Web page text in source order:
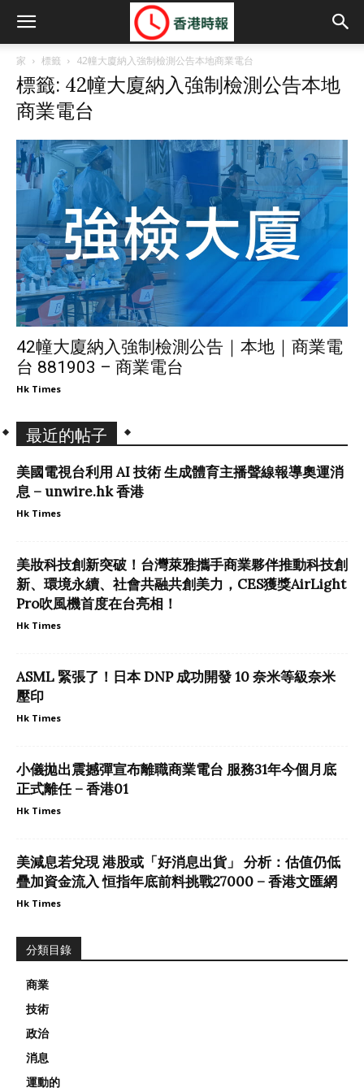
家 標籤 42幢大廈納入強制檢測公告本地商業電台
標籤: 42幢大廈納入強制檢測公告本地
商業電台
42幢大廈納入強制檢測公告｜本地｜商業電
台 881903 – 商業電台
Hk Times
最近的帖子
美國電視台利用 AI 技術 生成體育主播聲線報導奧運消
息 – unwire.hk 香港
Hk Times
美妝科技創新突破！台灣萊雅攜手商業夥伴推動科技創
新、環境永續、社會共融共創美力，CES獲獎AirLight
Pro吹風機首度在台亮相！
Hk Times
ASML 緊張了！日本 DNP 成功開發 10 奈米等級奈米
壓印
Hk Times
小儀拋出震撼彈宣布離職商業電台 服務31年今個月底
正式離任 – 香港01
Hk Times
美減息若兌現 港股或「好消息出貨」 分析：估值仍低
疊加資金流入 恒指年底前料挑戰27000 – 香港文匯網
Hk Times
分類目錄
商業
技術
政治
消息
運動的